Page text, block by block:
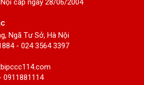
Nội cấp ngày 28/06/2004
Ngã Tư Sở, Hà Nội
- 024 3564 3397
0911881114